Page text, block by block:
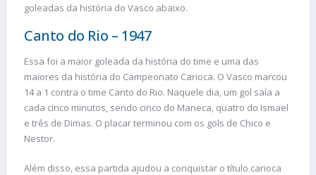
goleadas da história do Vasco abaixo.
Canto do Rio – 1947
Essa foi a maior goleada da história do time e uma das
maiores da história do Campeonato Carioca. O Vasco marcou
14 a 1 contra o time Canto do Rio. Naquele dia, um gol saía a
cada cinco minutos, sendo cinco do Maneca, quatro do Ismael
e três de Dimas. O placar terminou com os gols de Chico e
Nestor.
Além disso, essa partida ajudou a conquistar o título carioca